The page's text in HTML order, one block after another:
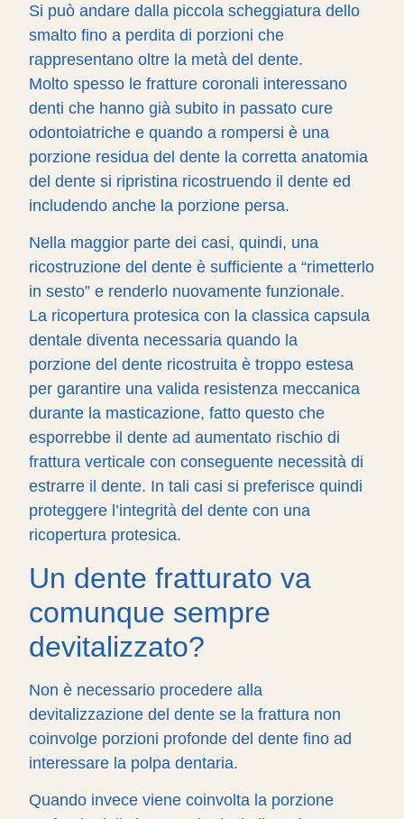
Si può andare dalla piccola scheggiatura dello
smalto fino a perdita di porzioni che
rappresentano oltre la metà del dente.
Molto spesso le fratture coronali interessano
denti che hanno già subito in passato cure
odontoiatriche e quando a rompersi è una
porzione residua del dente la corretta anatomia
del dente si ripristina ricostruendo il dente ed
includendo anche la porzione persa.
Nella maggior parte dei casi, quindi, una
ricostruzione del dente è sufficiente a “rimetterlo
in sesto” e renderlo nuovamente funzionale.
La ricopertura protesica con la classica capsula
dentale diventa necessaria quando la
porzione del dente ricostruita è troppo estesa
per garantire una valida resistenza meccanica
durante la masticazione, fatto questo che
esporrebbe il dente ad aumentato rischio di
frattura verticale con conseguente necessità di
estrarre il dente. In tali casi si preferisce quindi
proteggere l’integrità del dente con una
ricopertura protesica.
Un dente fratturato va
comunque sempre
devitalizzato?
Non è necessario procedere alla
devitalizzazione del dente se la frattura non
coinvolge porzioni profonde del dente fino ad
interessare la polpa dentaria.
Quando invece viene coinvolta la porzione